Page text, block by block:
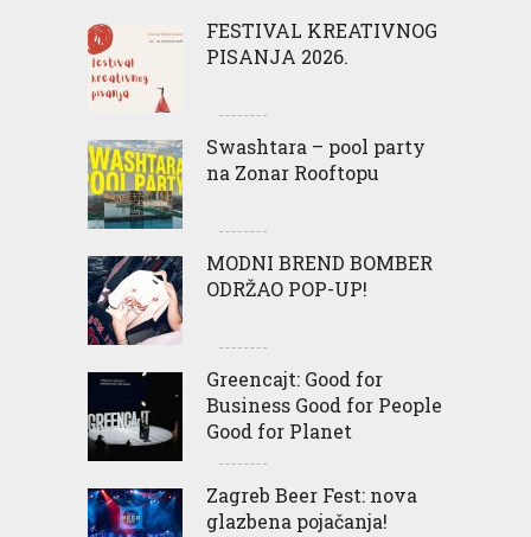
FESTIVAL KREATIVNOG
PISANJA 2026.
Swashtara – pool party
na Zonar Rooftopu
MODNI BREND BOMBER
ODRŽAO POP-UP!
Greencajt: Good for
Business Good for People
Good for Planet
Zagreb Beer Fest: nova
glazbena pojačanja!